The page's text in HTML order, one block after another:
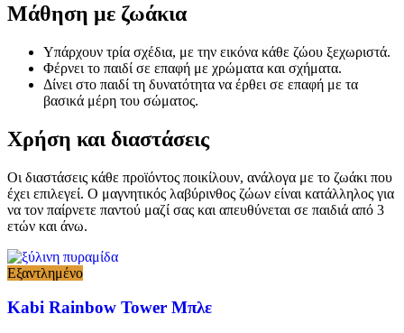
Μάθηση με ζωάκια
Υπάρχουν τρία σχέδια, με την εικόνα κάθε ζώου ξεχωριστά.
Φέρνει το παιδί σε επαφή με χρώματα και σχήματα.
Δίνει στο παιδί τη δυνατότητα να έρθει σε επαφή με τα
βασικά μέρη του σώματος.
Χρήση και διαστάσεις
Οι διαστάσεις κάθε προϊόντος ποικίλουν, ανάλογα με το ζωάκι που
έχει επιλεγεί. Ο μαγνητικός λαβύρινθος ζώων είναι κατάλληλος για
να τον παίρνετε παντού μαζί σας και απευθύνεται σε παιδιά από 3
ετών και άνω.
Εξαντλημένο
Kabi Rainbow Tower Μπλε